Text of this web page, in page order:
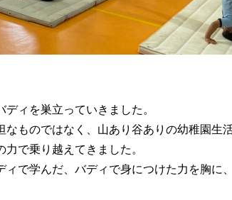
ィを巣立っていきました。
ものではなく、山あり谷ありの幼稚園生
で乗り越えてきました。
で学んだ、バディで身につけた力を胸に